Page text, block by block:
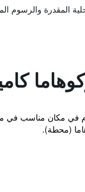
المقدرة والرسوم
(محطة).